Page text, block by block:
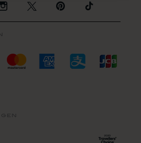
Seite
Zur Instagram Seite
Zur Twitter Seite
Zur Pinterest